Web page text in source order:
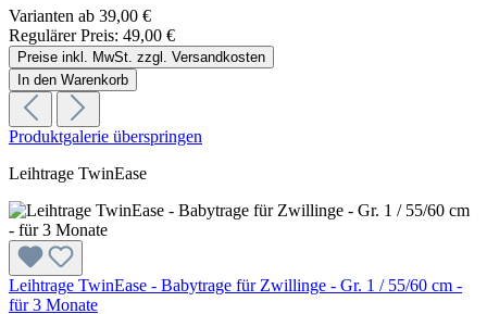
Varianten ab 39,00 €
Regulärer Preis: 49,00 €
Preise inkl. MwSt. zzgl. Versandkosten
In den Warenkorb
Produktgalerie überspringen
Leihtrage TwinEase
Leihtrage TwinEase - Babytrage für Zwillinge - Gr. 1 / 55/60 cm -
für 3 Monate